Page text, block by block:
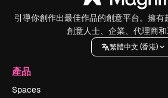
引導你創作出最佳作品的創意平台。擁
創意人士、企業、代理商和
繁體中文 (香港)
產品
Spaces